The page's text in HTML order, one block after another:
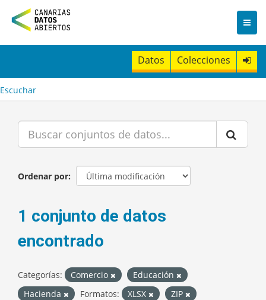
n
t
Datos Colecciones
Escuchar
Ordenar por
1 conjunto de datos
encontrado
Categorías: Comercio
Educación
Hacienda
Formatos: XLSX
ZIP